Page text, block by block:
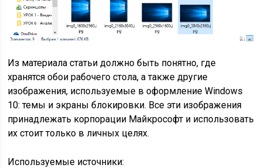
Из материала статьи должно быть понятно, где
хранятся обои рабочего стола, а также другие
изображения, используемые в оформление Windows
10: темы и экраны блокировки. Все эти изображения
принадлежать корпорации Майкрософт и использовать
их стоит только в личных целях.
Используемые источники: